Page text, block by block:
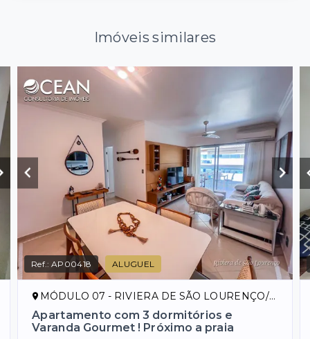
Imóveis similares
Ref.:AP00418 ALUGUEL
MÓDULO 07 - RIVIERA DE SÃO LOURENÇO/SP
Apartamento com 3 dormitórios e
Varanda Gourmet ! Próximo a praia